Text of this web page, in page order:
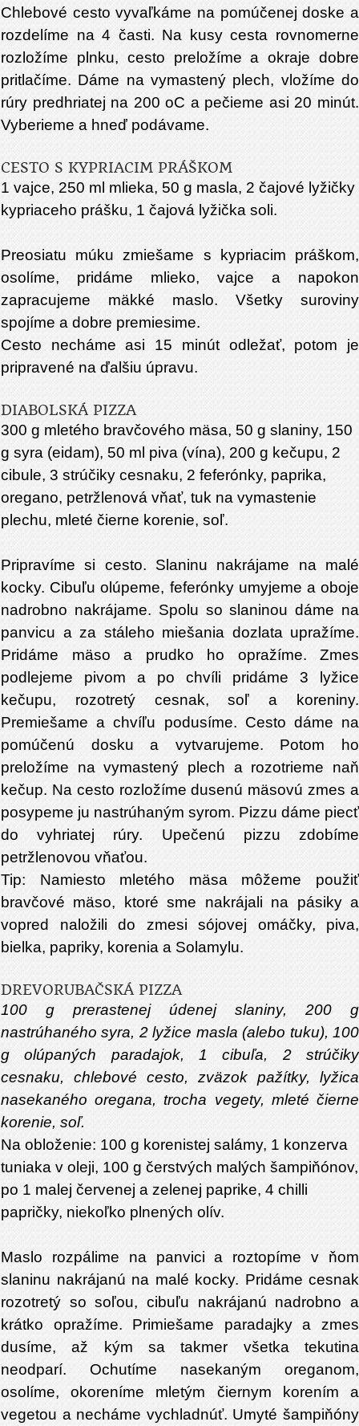
Chlebové cesto vyvaľkáme na pomúčenej doske a
rozdelíme na 4 časti. Na kusy cesta rovnomerne
rozložíme plnku, cesto preložíme a okraje dobre
pritlačíme. Dáme na vymastený plech, vložíme do
rúry predhriatej na 200 oC a pečieme asi 20 minút.
Vyberieme a hneď podávame.
CESTO S KYPRIACIM PRÁŠKOM
1 vajce, 250 ml mlieka, 50 g masla, 2 čajové lyžičky
kypriaceho prášku, 1 čajová lyžička soli.
Preosiatu múku zmiešame s kypriacim práškom,
osolíme, pridáme mlieko, vajce a napokon
zapracujeme mäkké maslo. Všetky suroviny
spojíme a dobre premiesime.
Cesto necháme asi 15 minút odležať, potom je
pripravené na ďalšiu úpravu.
DIABOLSKÁ PIZZA
300 g mletého bravčového mäsa, 50 g slaniny, 150
g syra (eidam), 50 ml piva (vína), 200 g kečupu, 2
cibule, 3 strúčiky cesnaku, 2 feferónky, paprika,
oregano, petržlenová vňať, tuk na vymastenie
plechu, mleté čierne korenie, soľ.
Pripravíme si cesto. Slaninu nakrájame na malé
kocky. Cibuľu olúpeme, feferónky umyjeme a oboje
nadrobno nakrájame. Spolu so slaninou dáme na
panvicu a za stáleho miešania dozlata upražíme.
Pridáme mäso a prudko ho opražíme. Zmes
podlejeme pivom a po chvíli pridáme 3 lyžice
kečupu, rozotretý cesnak, soľ a koreniny.
Premiešame a chvíľu podusíme. Cesto dáme na
pomúčenú dosku a vytvarujeme. Potom ho
preložíme na vymastený plech a rozotrieme naň
kečup. Na cesto rozložíme dusenú mäsovú zmes a
posypeme ju nastrúhaným syrom. Pizzu dáme piecť
do vyhriatej rúry. Upečenú pizzu zdobíme
petržlenovou vňaťou.
Tip: Namiesto mletého mäsa môžeme použiť
bravčové mäso, ktoré sme nakrájali na pásiky a
vopred naložili do zmesi sójovej omáčky, piva,
bielka, papriky, korenia a Solamylu.
DREVORUBAČSKÁ PIZZA
100 g prerastenej údenej slaniny, 200 g
nastrúhaného syra, 2 lyžice masla (alebo tuku), 100
g olúpaných paradajok, 1 cibuľa, 2 strúčiky
cesnaku, chlebové cesto, zväzok pažítky, lyžica
nasekaného oregana, trocha vegety, mleté čierne
korenie, soľ.
Na obloženie: 100 g korenistej salámy, 1 konzerva
tuniaka v oleji, 100 g čerstvých malých šampiňónov,
po 1 malej červenej a zelenej paprike, 4 chilli
papričky, niekoľko plnených olív.
Maslo rozpálime na panvici a roztopíme v ňom
slaninu nakrájanú na malé kocky. Pridáme cesnak
rozotretý so soľou, cibuľu nakrájanú nadrobno a
krátko opražíme. Primiešame paradajky a zmes
dusíme, až kým sa takmer všetka tekutina
neodparí. Ochutíme nasekaným oreganom,
osolíme, okoreníme mletým čiernym korením a
vegetou a necháme vychladnúť. Umyté šampiňóny